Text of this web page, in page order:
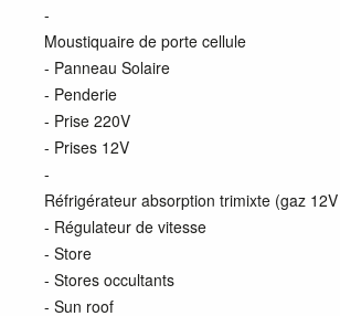
-
Moustiquaire de porte cellule
- Panneau Solaire
- Penderie
- Prise 220V
- Prises 12V
-
Réfrigérateur absorption trimixte (gaz
- Régulateur de vitesse
- Store
- Stores occultants
- Sun roof